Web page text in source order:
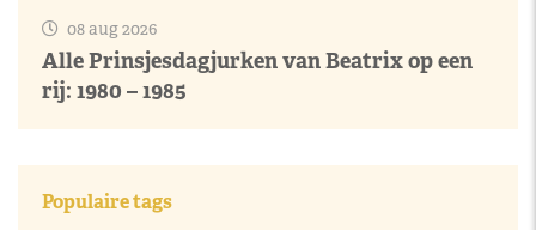
08 aug 2026
Alle Prinsjesdagjurken van Beatrix op een
rij: 1980 – 1985
Populaire tags